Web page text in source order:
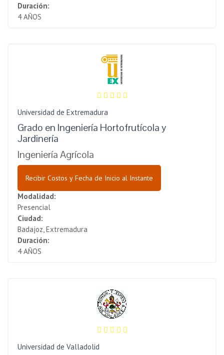
Duración:
4 AÑOS
Universidad de Extremadura
Grado en Ingeniería Hortofrutícola y
Jardinería
Ingeniería Agrícola
Recibir Costos y Fecha de Inicio al Instante
Modalidad:
Presencial
Ciudad:
Badajoz, Extremadura
Duración:
4 AÑOS
Universidad de Valladolid